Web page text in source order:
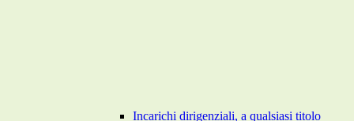
Incarichi dirigenziali, a qualsiasi titolo